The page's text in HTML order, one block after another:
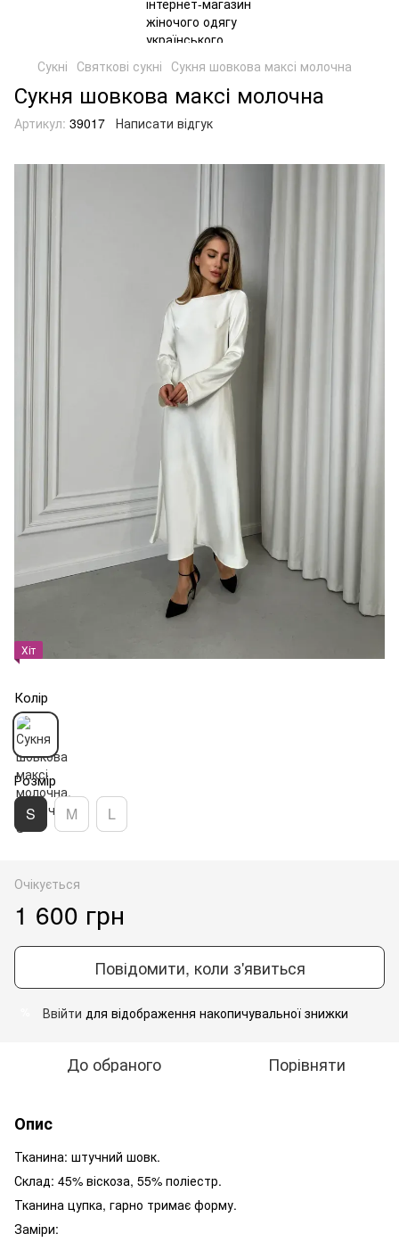
Сукні Святкові сукні Сукня шовкова максі молочна
Сукня шовкова максі молочна
Артикул: 39017 Написати відгук
Хіт
Колір
Розмір
S M L
Очікується
1 600 грн
Повідомити, коли з'явиться
Ввійти для відображення накопичувальної знижки
До обраного Порівняти
Опис
Тканина: штучний шовк.
Склад: 45% віскоза, 55% поліестр.
Тканина цупка, гарно тримає форму.
Заміри: